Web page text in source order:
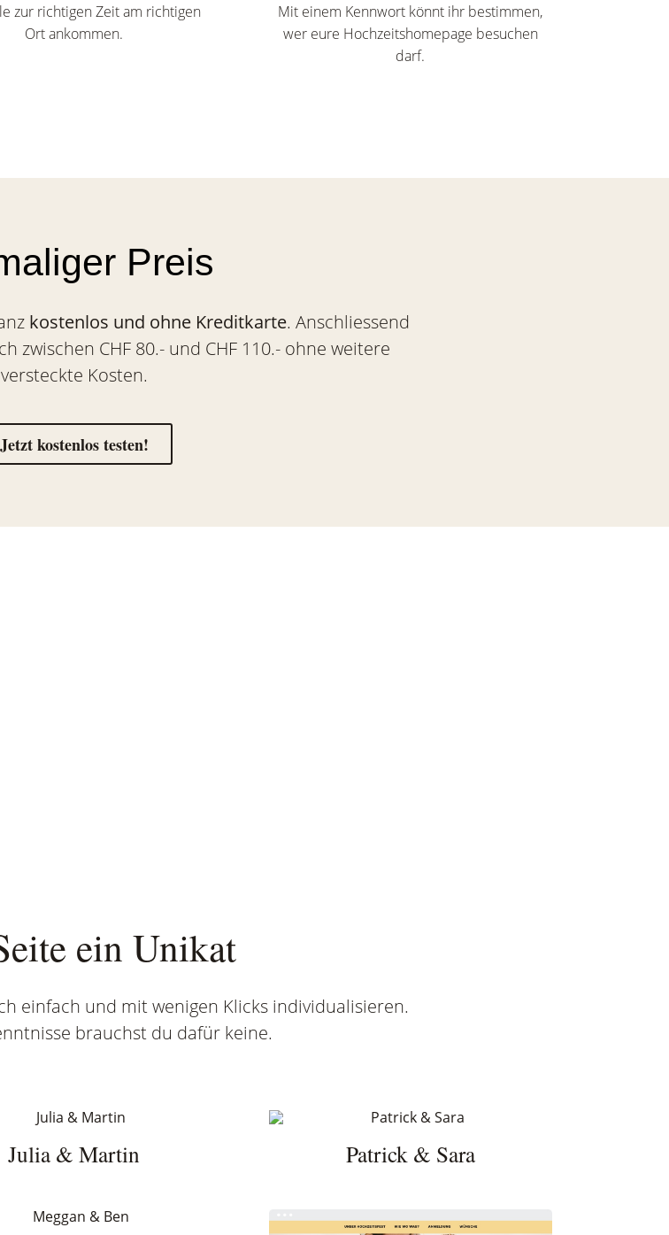
zur richtigen Zeit am richtigen
Ort ankommen.
Mit einem Kennwort könnt ihr bestimmen,
wer eure Hochzeitshomepage besuchen
darf.
Preis
kostenlos und ohne Kreditkarte. Anschliessend
zwischen CHF 80.- und CHF 110.- ohne weitere
versteckte Kosten.
Jetzt kostenlos testen!
ein Unikat
einfach und mit wenigen Klicks individualisieren.
brauchst du dafür keine.
Julia & Martin Patrick & Sara